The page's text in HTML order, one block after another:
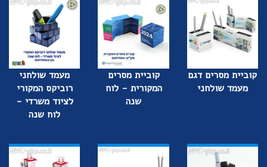
קוביית מסרים דגם
מעמד שולחני
קוביית מסרים
המקורית - לוח
שנה
מעמד שולחני
רוביקס המקורי
לציוד משרדי -
לוח שנה